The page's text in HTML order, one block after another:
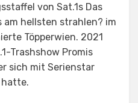
von Sat.1s Das
hellsten strahlen? im
Töpperwien. 2021
Trashshow Promis
sich mit Serienstar
hatte.